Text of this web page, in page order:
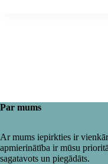
Par mums
Ar mums iepirkties ir
apmierinātība ir mūsu
sagatavots un piegādāts.